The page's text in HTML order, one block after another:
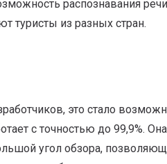
распознавания
туристы из разных стран.
это стало
с точностью до 99,9%.
угол обзора,